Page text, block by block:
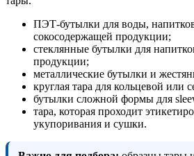
ПЭТ-бутылки для воды,
сокосодержащей продукции;
стеклянные бутылки для
продукции;
металлические бутылки и
круглая тара для кольцевой или
бутылки сложной формы для
тара, которая проходит
укупоривания и сушки.